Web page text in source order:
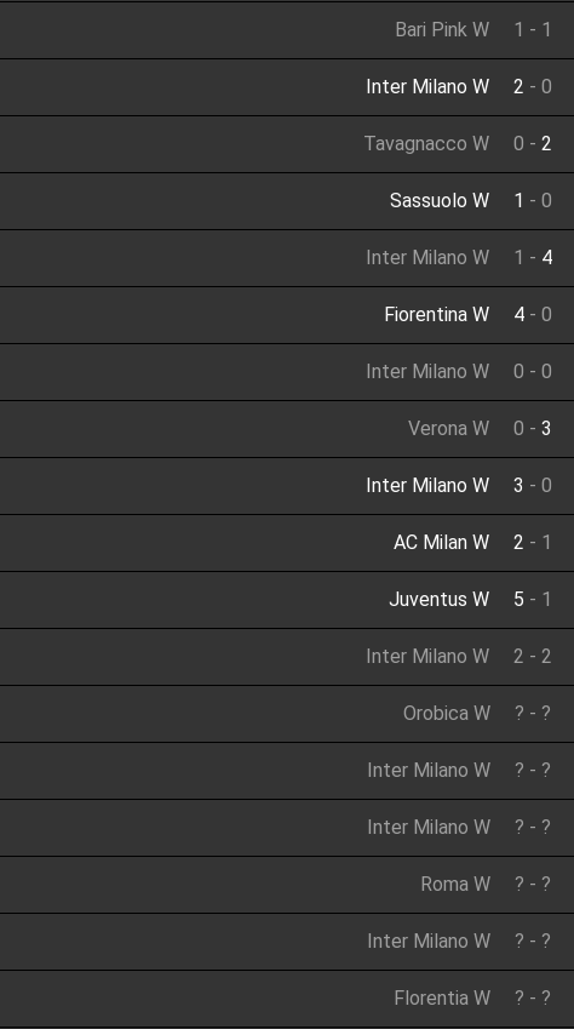
Bari Pink W 1 - 1
Inter Milano W 2 - 0
Tavagnacco W 0 - 2
Sassuolo W 1 - 0
Inter Milano W 1 - 4
Fiorentina W 4 - 0
Inter Milano W 0 - 0
Verona W 0 - 3
Inter Milano W 3 - 0
AC Milan W 2 - 1
Juventus W 5 - 1
Inter Milano W 2 - 2
Orobica W ? - ?
Inter Milano W ? - ?
Inter Milano W ? - ?
Roma W ? - ?
Inter Milano W ? - ?
Florentia W ? - ?